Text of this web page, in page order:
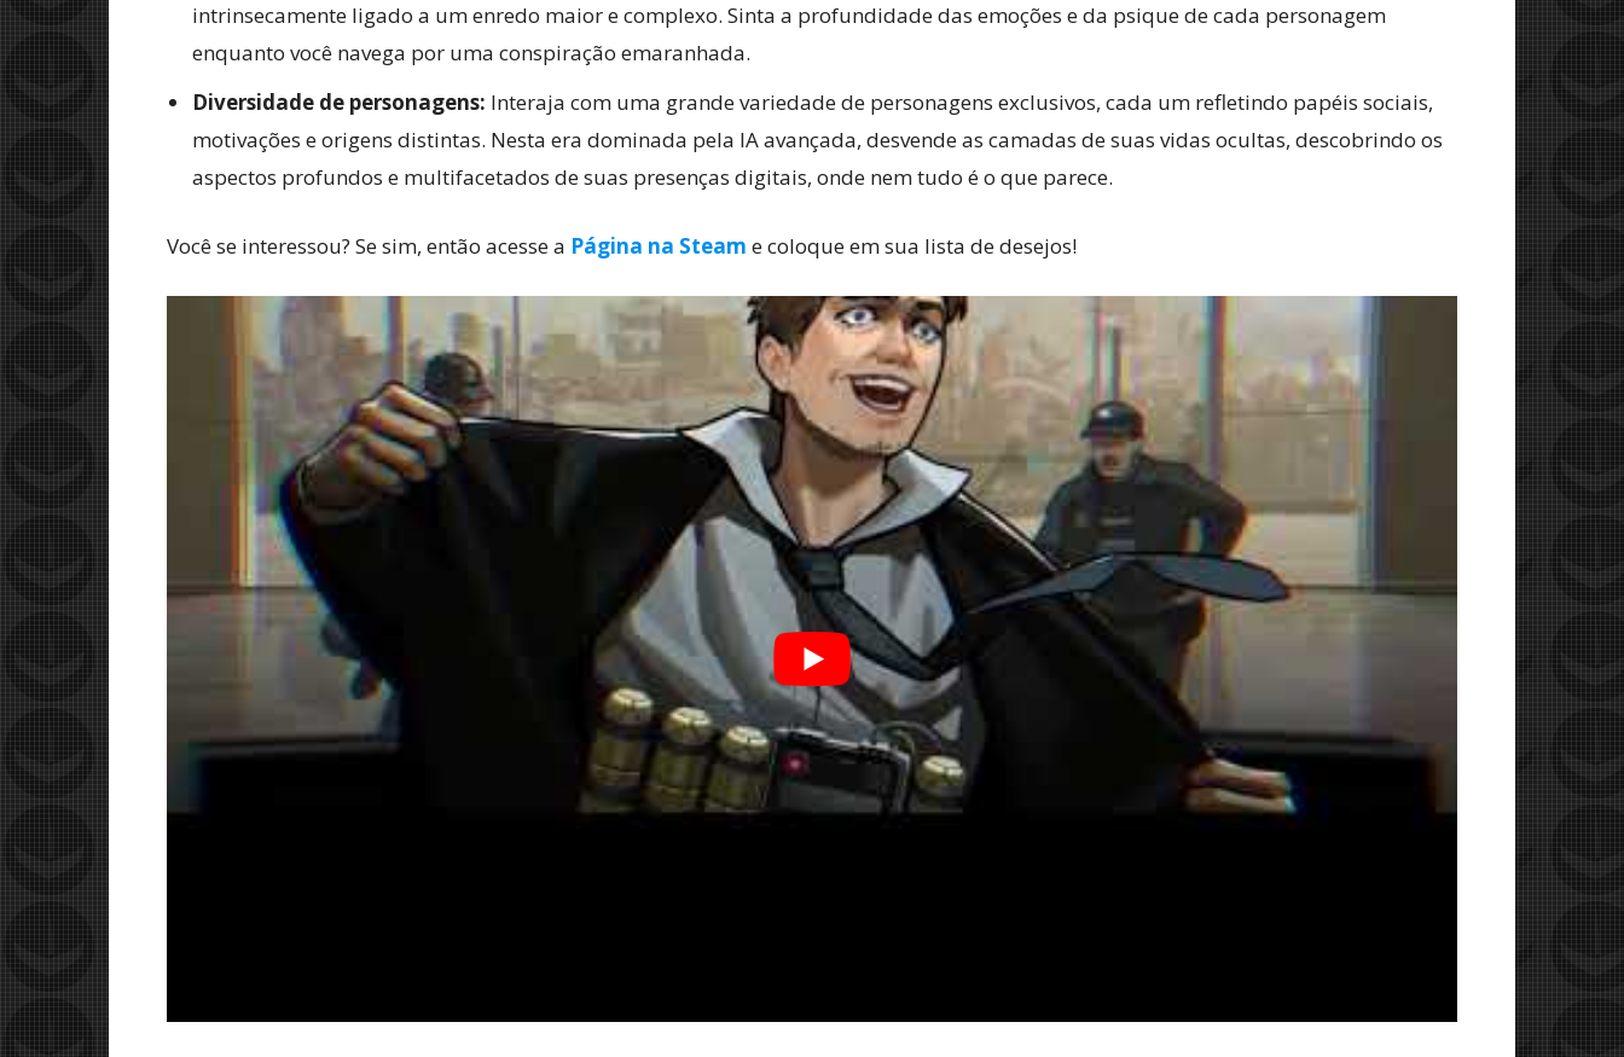
intrinsecamente ligado a um enredo maior e complexo. Sinta a profundidade das emoções e da psique de cada personagem
enquanto você navega por uma conspiração emaranhada.
Diversidade de personagens: Interaja com uma grande variedade de personagens exclusivos, cada um refletindo papéis sociais,
motivações e origens distintas. Nesta era dominada pela IA avançada, desvende as camadas de suas vidas ocultas, descobrindo os
aspectos profundos e multifacetados de suas presenças digitais, onde nem tudo é o que parece.
Você se interessou? Se sim, então acesse a Página na Steam e coloque em sua lista de desejos!